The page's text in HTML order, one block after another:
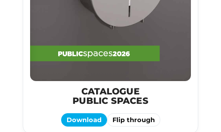
CATALOGUE
PUBLIC SPACES
Download Flip through